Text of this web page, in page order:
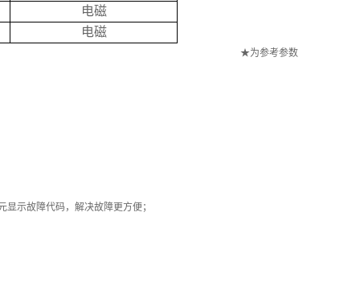
电磁
电磁
★为参考参数
示故障代码，解决故障更方便；